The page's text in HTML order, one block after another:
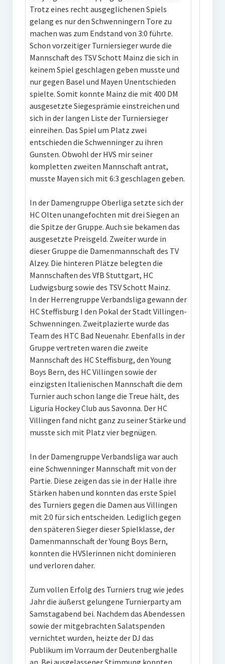
Trotz eines recht ausgeglichenen Spiels
gelang es nur den Schwenningern Tore zu
machen was zum Endstand von 3:0 führte.
Schon vorzeitiger Turniersieger wurde die
Mannschaft des TSV Schott Mainz die sich in
keinem Spiel geschlagen geben musste und
nur gegen Basel und Mayen Unentschieden
spielte. Somit konnte Mainz die mit 400 DM
ausgesetzte Siegesprämie einstreichen und
sich in der langen Liste der Turniersieger
einreihen. Das Spiel um Platz zwei
entschieden die Schwenninger zu ihren
Gunsten. Obwohl der HVS mir seiner
kompletten zweiten Mannschaft antrat,
musste Mayen sich mit 6:3 geschlagen geben.
In der Damengruppe Oberliga setzte sich der
HC Olten unangefochten mit drei Siegen an
die Spitze der Gruppe. Auch sie bekamen das
ausgesetzte Preisgeld. Zweiter wurde in
dieser Gruppe die Damenmannschaft des TV
Alzey. Die hinteren Plätze belegten die
Mannschaften des VfB Stuttgart, HC
Ludwigsburg sowie des TSV Schott Mainz.
In der Herrengruppe Verbandsliga gewann der
HC Steffisburg I den Pokal der Stadt Villingen-
Schwenningen. Zweitplazierte wurde das
Team des HTC Bad Neuenahr. Ebenfalls in der
Gruppe vertreten waren die zweite
Mannschaft des HC Steffisburg, den Young
Boys Bern, des HC Villingen sowie der
einzigsten Italienischen Mannschaft die dem
Turnier auch schon lange die Treue hält, des
Liguria Hockey Club aus Savonna. Der HC
Villingen fand nicht ganz zu seiner Stärke und
musste sich mit Platz vier begnügen.
In der Damengruppe Verbandsliga war auch
eine Schwenninger Mannschaft mit von der
Partie. Diese zeigen das sie in der Halle ihre
Stärken haben und konnten das erste Spiel
des Turniers gegen die Damen aus Villingen
mit 2:0 für sich entscheiden. Lediglich gegen
den späteren Sieger dieser Spielklasse, der
Damenmannschaft der Young Boys Bern,
konnten die HVSlerinnen nicht dominieren
und verloren daher.
Zum vollen Erfolg des Turniers trug wie jedes
Jahr die äußerst gelungene Turnierparty am
Samstagabend bei. Nachdem das Abendessen
sowie der mitgebrachten Salatspenden
vernichtet wurden, heizte der DJ das
Publikum im Vorraum der Deutenberghalle
an. Bei ausgelassener Stimmung konnten